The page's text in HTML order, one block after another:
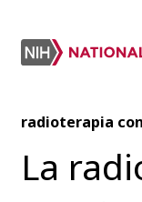
radioterapia
La